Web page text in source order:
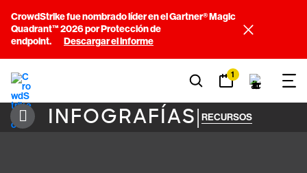
CrowdStrike fue nombrado líder en el Gartner® Magic
Quadrant™ 2026 por Protección de
endpoint.
Descargar el informe
1
INFOGRAFÍAS| RECURSOS